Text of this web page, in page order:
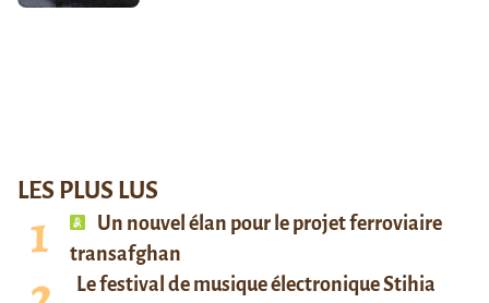
LES PLUS LUS
Un nouvel élan pour le projet ferroviaire
transafghan
Le festival de musique électronique Stihia